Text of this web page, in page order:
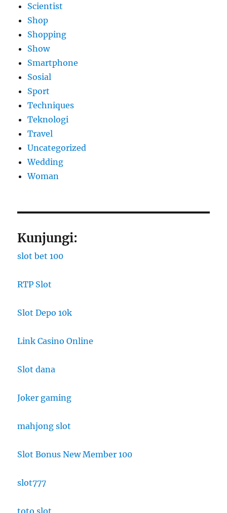
Scientist
Shop
Shopping
Show
Smartphone
Sosial
Sport
Techniques
Teknologi
Travel
Uncategorized
Wedding
Woman
Kunjungi:
slot bet 100
RTP Slot
Slot Depo 10k
Link Casino Online
Slot dana
Joker gaming
mahjong slot
Slot Bonus New Member 100
slot777
toto slot